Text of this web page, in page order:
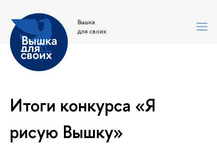
Вышка
для своих
Итоги конкурса «Я
рисую Вышку»